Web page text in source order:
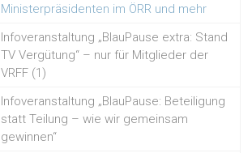
Ministerpräsidenten im ÖRR und mehr
Infoveranstaltung „BlauPause extra: Stand
TV Vergütung“ – nur für Mitglieder der
VRFF (1)
Infoveranstaltung „BlauPause: Beteiligung
statt Teilung – wie wir gemeinsam
gewinnen“